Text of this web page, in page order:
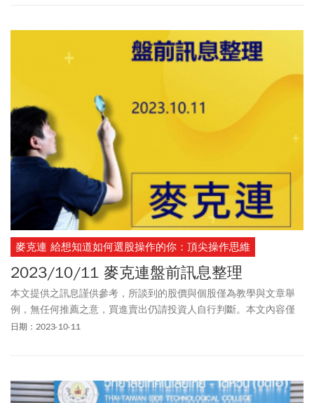
麥克連 給想知道如何選股操作的你：頂尖操作思維
2023/10/11 麥克連盤前訊息整理
本文提供之訊息謹供參考，所談到的股價與個股僅為教學與文章舉
例，無任何推薦之意，買進賣出仍請投資人自行判斷。本文內容僅
供訂閱戶本人使用，非經授權嚴禁任何翻印、轉載，或以任何型態
日期：2023-10-11